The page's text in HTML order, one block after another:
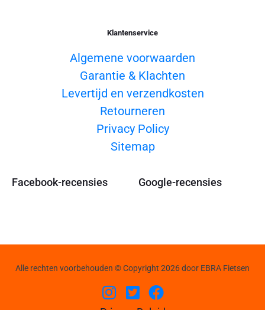
Klantenservice
Algemene voorwaarden
Garantie & Klachten
Levertijd en verzendkosten
Retourneren
Privacy Policy
Sitemap
Facebook-recensies Google-recensies
Alle rechten voorbehouden © Copyright 2026 door EBRA Fietsen